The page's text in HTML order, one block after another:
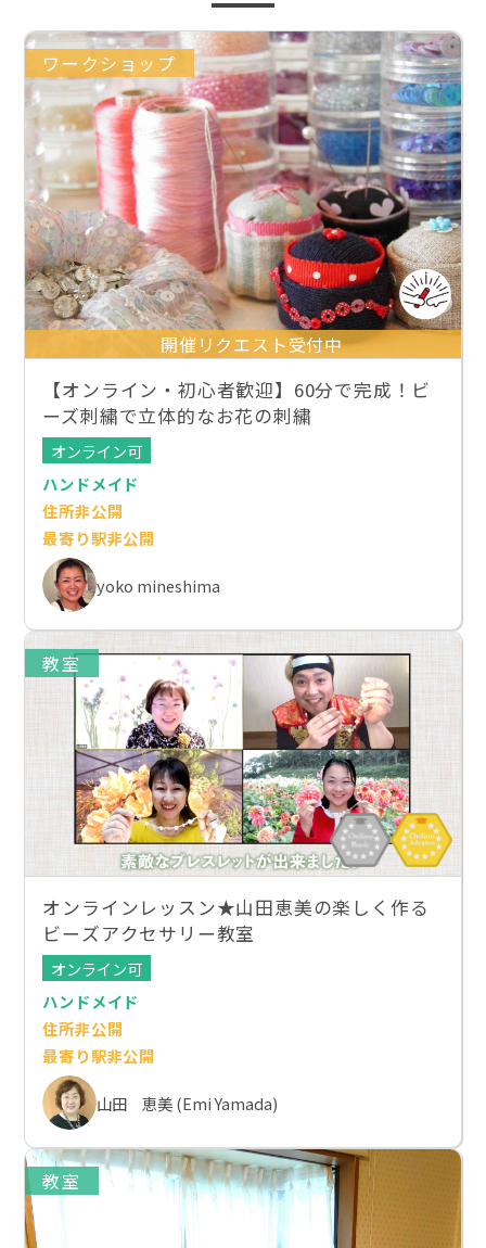
ワークショップ
開催リクエスト受付中
【オンライン・初心者歓迎】60分で完成！ビ
ーズ刺繍で立体的なお花の刺繍
オンライン可
ハンドメイド
住所非公開
最寄り駅非公開
yoko mineshima
教室
オンラインレッスン★山田恵美の楽しく作る
ビーズアクセサリー教室
オンライン可
ハンドメイド
住所非公開
最寄り駅非公開
山田 恵美 (Emi Yamada)
教室